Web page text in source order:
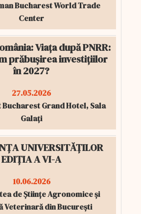
Bucharest World Trade
Center
Viața după PNRR:
prăbușirea investițiilor
în 2027?
27.05.2026
Grand Hotel, Sala
Galați
UNIVERSITĂȚILOR
EDIȚIA A VI-A
10.06.2026
de Științe Agronomice și
Veterinară din București